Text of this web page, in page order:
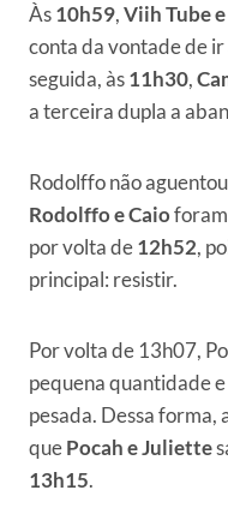
Às10h59,Viih Tube
conta da vontade de
seguida, às11h30,
a terceira dupla a
Rodolffo não
Rodolffo e Caio
por volta de12h52,
principal: resistir.
Por volta de 13h07,
pequena quantidade
pesada. Dessa forma,
quePocah e Juliette
13h15.